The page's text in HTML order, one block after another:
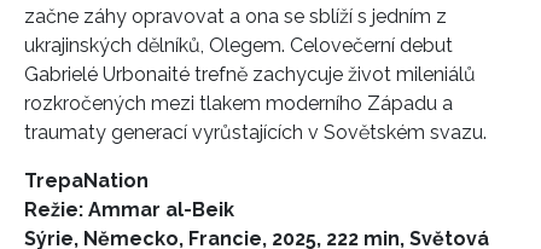
začne záhy opravovat a ona se sblíží s jedním z
ukrajinských dělníků, Olegem. Celovečerní debut
Gabrielé Urbonaité trefně zachycuje život mileniálů
rozkročených mezi tlakem moderního Západu a
traumaty generací vyrůstajících v Sovětském svazu.
TrepaNation
Režie: Ammar al-Beik
Sýrie, Německo, Francie, 2025, 222 min, Světová